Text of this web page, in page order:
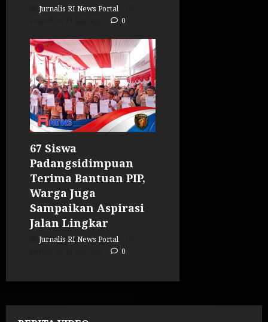
Jurnalis RI News Portal
0
67 Siswa
Padangsidimpuan
Terima Bantuan PIP,
Warga Juga
Sampaikan Aspirasi
Jalan Lingkar
Jurnalis RI News Portal
0